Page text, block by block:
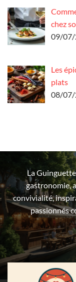
chez
09/
Les
plats
08/
La
gastronomie,
convivialité,
passionnés